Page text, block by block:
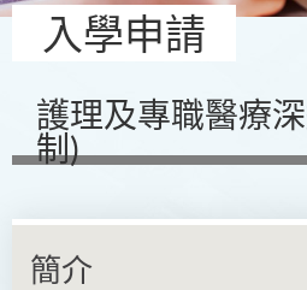
入學申請
護理及專職醫療
制)
簡介